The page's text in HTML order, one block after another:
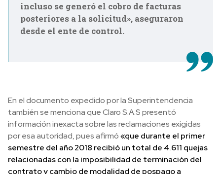
incluso se generó el cobro de facturas
posteriores a la solicitud», aseguraron
desde el ente de control.
En el documento expedido por la Superintendencia
también se menciona que Claro S.A.S presentó
información inexacta sobre las reclamaciones exigidas
por esa autoridad, pues afirmó«que durante el primer
semestre del año 2018 recibió un total de 4.611 quejas
relacionadas con la imposibilidad de terminación del
contrato y cambio de modalidad de pospago a